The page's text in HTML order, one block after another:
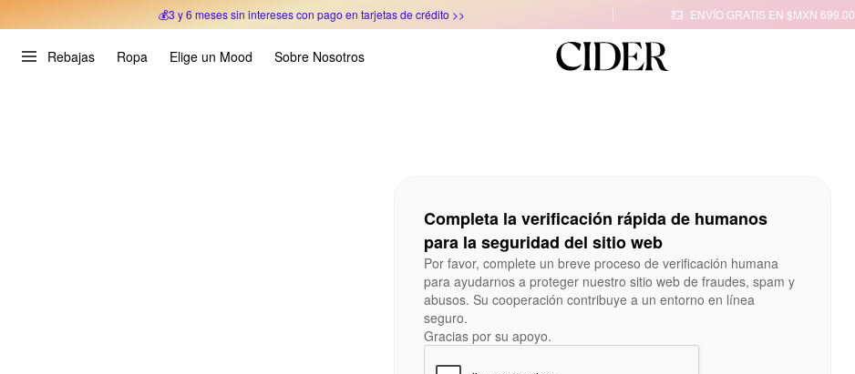
💰3 y 6 meses sin intereses con pago en tarjetas de crédito >>
ENVÍO GRATIS EN $MXN 699.00
Rebajas Ropa Elige un Mood Sobre Nosotros
Completa la verificación rápida de humanos
para la seguridad del sitio web
Por favor, complete un breve proceso de verificación humana
para ayudarnos a proteger nuestro sitio web de fraudes, spam y
abusos. Su cooperación contribuye a un entorno en línea
seguro.
Gracias por su apoyo.